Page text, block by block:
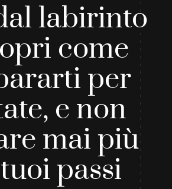
labirinto
come
per
e non
mai più
passi